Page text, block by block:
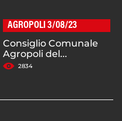
AGROPOLI 3/08/23
Consiglio Comunale
Agropoli del...
2834